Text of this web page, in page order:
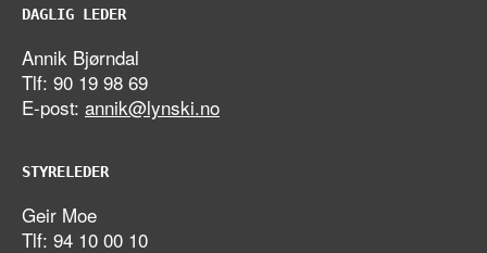
DAGLIG LEDER
Annik Bjørndal
Tlf: 90 19 98 69
E-post: annik@lynski.no
STYRELEDER
Geir Moe
Tlf: 94 10 00 10